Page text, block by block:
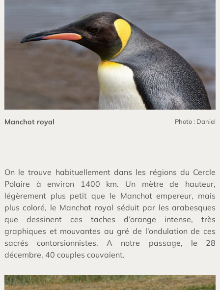
Manchot royal Photo : Daniel
On le trouve habituellement dans les régions du Cercle
Polaire à environ 1400 km. Un mètre de hauteur,
légèrement plus petit que le Manchot empereur, mais
plus coloré, le Manchot royal séduit par les arabesques
que dessinent ces taches d’orange intense, très
graphiques et mouvantes au gré de l’ondulation de ces
sacrés contorsionnistes. A notre passage, le 28
décembre, 40 couples couvaient.